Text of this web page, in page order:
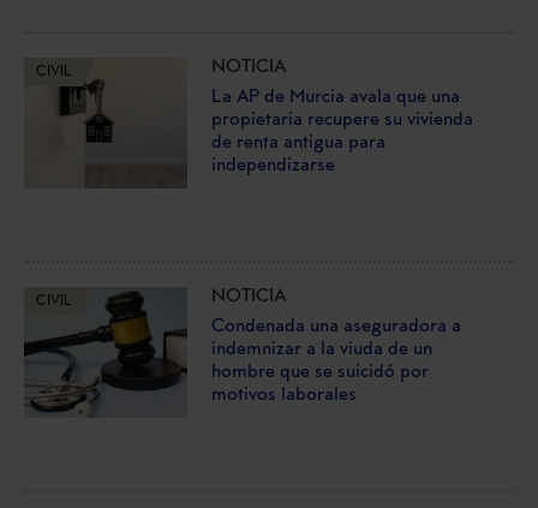
CIVIL
NOTICIA
La AP de Murcia avala que una
propietaria recupere su vivienda
de renta antigua para
independizarse
CIVIL
NOTICIA
Condenada una aseguradora a
indemnizar a la viuda de un
hombre que se suicidó por
motivos laborales